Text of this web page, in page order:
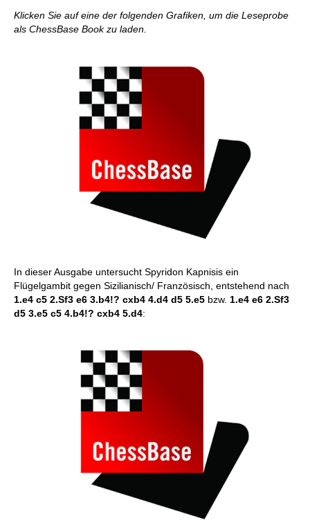
Klicken Sie auf eine der folgenden Grafiken, um die Leseprobe
als ChessBase Book zu laden.
In dieser Ausgabe untersucht Spyridon Kapnisis ein
Flügelgambit gegen Sizilianisch/ Französisch, entstehend nach
1.e4 c5 2.Sf3 e6 3.b4!? cxb4 4.d4 d5 5.e5 bzw. 1.e4 e6 2.Sf3
d5 3.e5 c5 4.b4!? cxb4 5.d4: